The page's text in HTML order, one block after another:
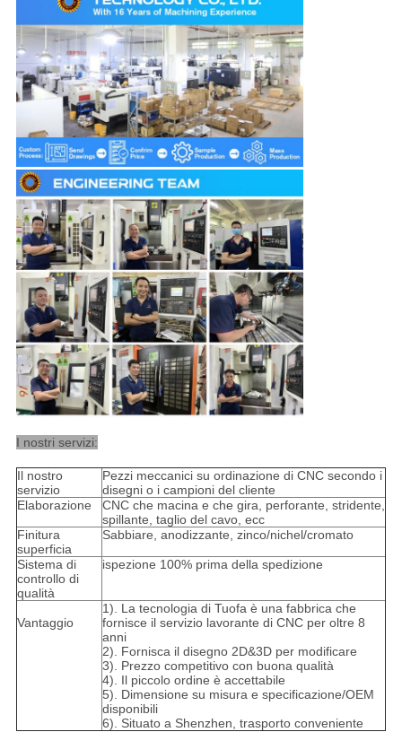
I nostri servizi:
Il nostro
servizio
Pezzi meccanici su ordinazione di CNC secondo i
disegni o i campioni del cliente
Elaborazione
CNC che macina e che gira, perforante, stridente,
spillante, taglio del cavo, ecc
Finitura
superficia
Sabbiare, anodizzante, zinco/nichel/cromato
Sistema di
controllo di
qualità
ispezione 100% prima della spedizione
Vantaggio
1). La tecnologia di Tuofa è una fabbrica che
fornisce il servizio lavorante di CNC per oltre 8
anni
2). Fornisca il disegno 2D&3D per modificare
3). Prezzo competitivo con buona qualità
4). Il piccolo ordine è accettabile
5). Dimensione su misura e specificazione/OEM
disponibili
6). Situato a Shenzhen, trasporto conveniente